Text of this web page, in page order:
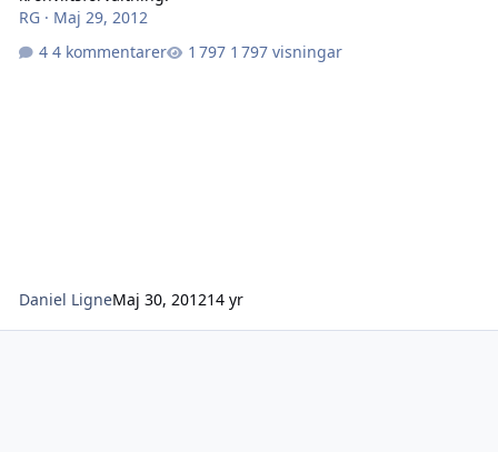
RG· Maj 29, 2012
4 kommentarer
1 797 visningar
Daniel LigneMaj 30, 201214 yr